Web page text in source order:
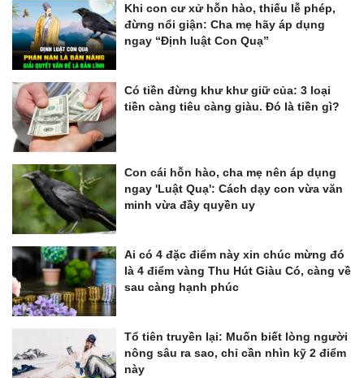
Khi con cư xử hỗn hào, thiếu lễ phép,
đừng nổi giận: Cha mẹ hãy áp dụng
ngay “Định luật Con Quạ”
Có tiền đừng khư khư giữ của: 3 loại
tiền càng tiêu càng giàu. Đó là tiền gì?
Con cái hỗn hào, cha mẹ nên áp dụng
ngay 'Luật Quạ': Cách dạy con vừa văn
minh vừa đầy quyền uy
Ai có 4 đặc điểm này xin chúc mừng đó
là 4 điểm vàng Thu Hút Giàu Có, càng về
sau càng hạnh phúc
Tổ tiên truyền lại: Muốn biết lòng người
nông sâu ra sao, chỉ cần nhìn kỹ 2 điểm
này